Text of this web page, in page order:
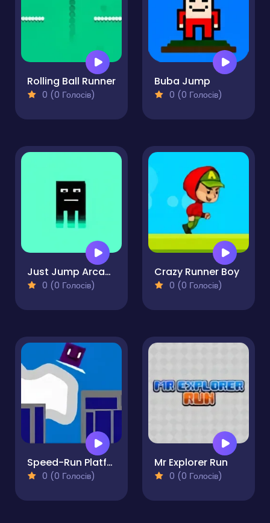
Rolling Ball Runner
0 (0 Голосів)
Buba Jump
0 (0 Голосів)
Just Jump Arcade
0 (0 Голосів)
Crazy Runner Boy
0 (0 Голосів)
Speed-Run Platformer 2D!
0 (0 Голосів)
Mr Explorer Run
0 (0 Голосів)